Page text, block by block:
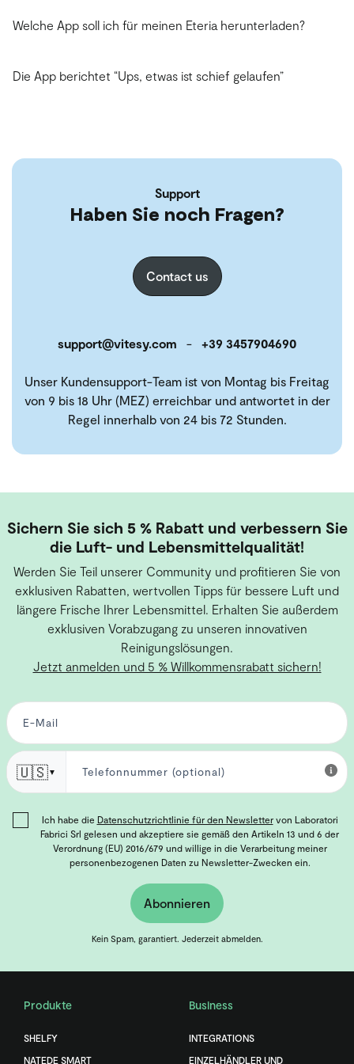
Welche App soll ich für meinen Eteria herunterladen?
Die App berichtet “Ups, etwas ist schief gelaufen”
Support
Haben Sie noch Fragen?
Contact us
support@vitesy.com - +39 3457904690
Unser Kundensupport-Team ist von Montag bis Freitag
von 9 bis 18 Uhr (MEZ) erreichbar und antwortet in der
Regel innerhalb von 24 bis 72 Stunden.
Sichern Sie sich 5 % Rabatt und verbessern Sie
die Luft- und Lebensmittelqualität!
Werden Sie Teil unserer Community und profitieren Sie von
exklusiven Rabatten, wertvollen Tipps für bessere Luft und
längere Frische Ihrer Lebensmittel. Erhalten Sie außerdem
exklusiven Vorabzugang zu unseren innovativen
Reinigungslösungen.
Jetzt anmelden und 5 % Willkommensrabatt sichern!
🇺🇸▼
Ich habe die Datenschutzrichtlinie für den Newslettervon Laboratori
Fabrici Srl gelesen und akzeptiere sie gemäß den Artikeln 13 und 6 der
Verordnung (EU) 2016/679 und willige in die Verarbeitung meiner
personenbezogenen Daten zu Newsletter-Zwecken ein.
Abonnieren
Kein Spam, garantiert. Jederzeit abmelden.
Produkte
SHELFY
NATEDE SMART
Business
INTEGRATIONS
EINZELHÄNDLER UND